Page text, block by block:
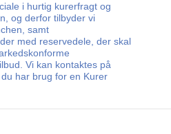
i hurtig kurerfragt og
og derfor tilbyder vi
samt
med reservedele, der skal
Vi kan kontaktes på
har brug for en Kurer